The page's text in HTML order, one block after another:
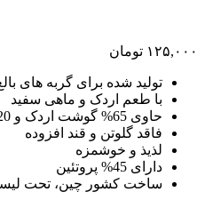
۱۲۵,۰۰۰ تومان
تولید شده برای گربه های
با طعم اردک و ماهی سفید
حاوی 65% گوشت اردک و 20% ماهی
فاقد گلوتن و قند افزوده
لذیذ و خوشمزه
دارای 45% پروتئین
ساخت کشور چین، تحت